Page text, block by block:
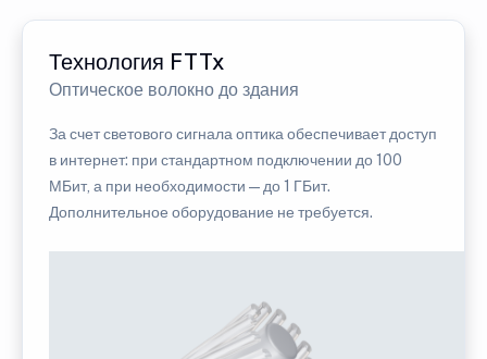
Технология FTTx
Оптическое волокно до здания
За счет светового сигнала оптика обеспечивает доступ
в интернет: при стандартном подключении до 100
МБит, а при необходимости — до 1 ГБит.
Дополнительное оборудование не требуется.